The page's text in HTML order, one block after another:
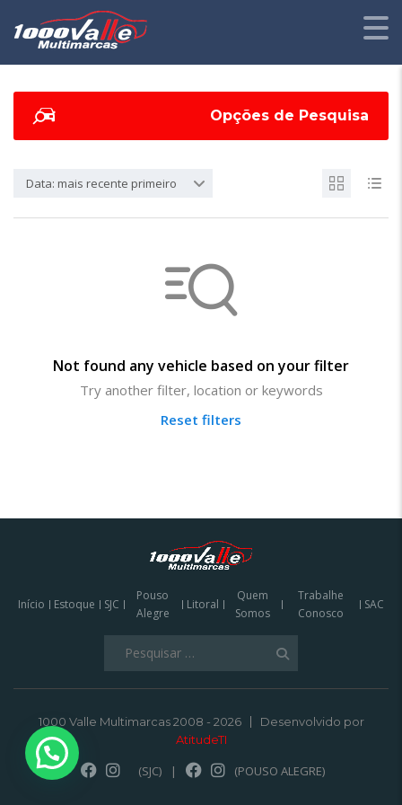
Opções de Pesquisa
Data: mais recente primeiro
Not found any vehicle based on your filter
Try another filter, location or keywords
Reset filters
Início Estoque SJC
Pouso
Alegre
Litoral
Quem
Somos
Trabalhe
Conosco
SAC
1000 Valle Multimarcas 2008 - 2026
Desenvolvido por
AtitudeTI
(SJC) | (POUSO ALEGRE)